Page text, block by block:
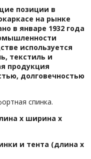
позиции в
на рынке
в январе 1932 года
используется
текстиль и
продукция
долговечностью
спинка.
х ширина х
и тента (длина х